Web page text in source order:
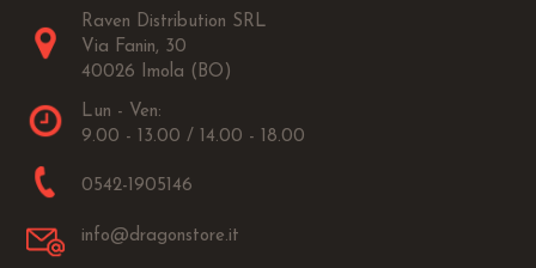
Raven Distribution SRL
Via Fanin, 30
40026 Imola (BO)
Lun - Ven:
9.00 - 13.00 / 14.00 - 18.00
0542-1905146
info@dragonstore.it